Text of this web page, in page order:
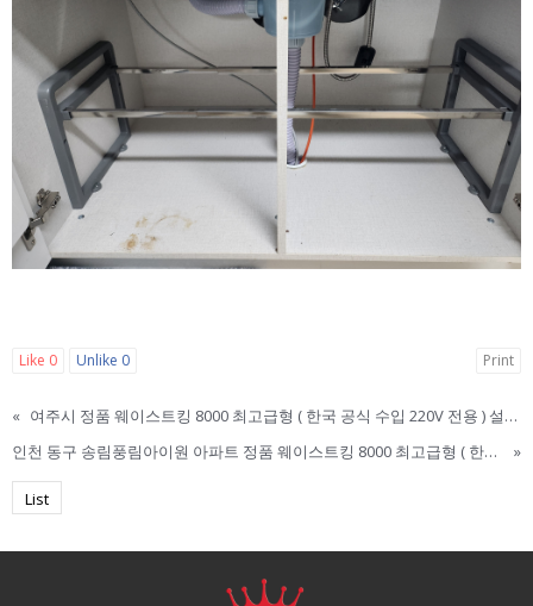
Like 0 Unlike 0 Print
«
여주시 정품 웨이스트킹 8000 최고급형 ( 한국 공식 수입 220V 전용 ) 설치 리뷰 / 웨이스트킹 한국 본사 직영점 / 웨이스트킹 3300. 웨이스트킹 설치. Waste King
인천 동구 송림풍림아이원 아파트 정품 웨이스트킹 8000 최고급형 ( 한국 공식 수입 220V 전용 ) 설치 리뷰 / 웨이스트킹 한국 본사 직영점 / 웨이스트킹 3300. 웨이스트킹 설치. Waste King
»
List